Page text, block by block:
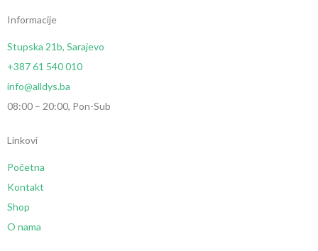
Informacije
Stupska 21b, Sarajevo
+387 61 540 010
info@alldys.ba
08:00 – 20:00, Pon-Sub
Linkovi
Početna
Kontakt
Shop
O nama